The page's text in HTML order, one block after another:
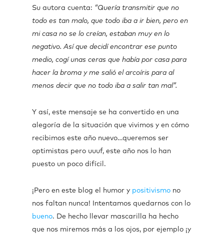
Su autora cuenta: “Quería transmitir que no
todo es tan malo, que todo iba a ir bien, pero en
mi casa no se lo creían, estaban muy en lo
negativo. Así que decidí encontrar ese punto
medio, cogí unas ceras que había por casa para
hacer la broma y me salió el arcoíris para al
menos decir que no todo iba a salir tan mal”.
Y así, este mensaje se ha convertido en una
alegoría de la situación que vivimos y en cómo
recibimos este año nuevo…queremos ser
optimistas pero uuuf, este año nos lo han
puesto un poco difícil.
¡Pero en este blog el humor y positivismo no
nos faltan nunca! Intentamos quedarnos con lo
bueno. De hecho llevar mascarilla ha hecho
que nos miremos más a los ojos, por ejemplo ¡y